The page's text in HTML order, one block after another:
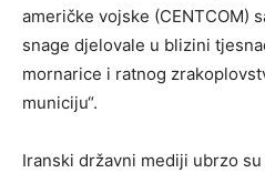
američke vojske (CENTCOM)
snage djelovale u blizini
mornarice i ratnog
municiju“.
Iranski državni mediji ubrzo